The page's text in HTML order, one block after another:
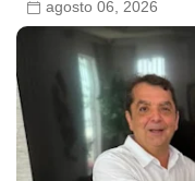
agosto 06, 2026